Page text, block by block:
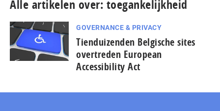
Alle artikelen over: toegankelijkheid
GOVERNANCE & PRIVACY
Tienduizenden Belgische sites
overtreden European
Accessibility Act